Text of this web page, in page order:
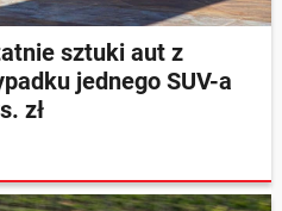
sztuki aut z
jednego SUV-a
zł